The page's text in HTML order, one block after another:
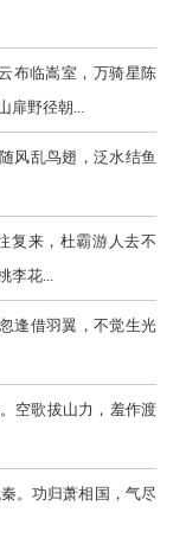
布临嵩室，万骑星陈
扉野径朝...
风乱鸟翅，泛水结鱼
复来，杜霸游人去不
李花...
逢借羽翼，不觉生光
空歌拔山力，羞作渡
。功归萧相国，气尽